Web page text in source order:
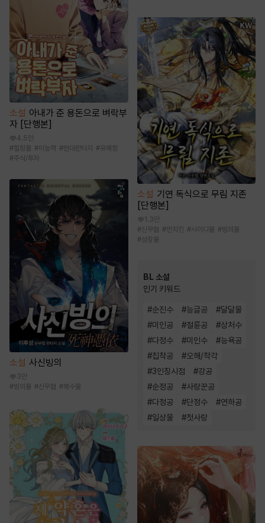
소설 아내가 준 용돈으로 벼락부
자 [단행본]
4.5만
# 힐링물 #이능력 #현대판타지 #유쾌함
#주식/투자
소설 사신빙의
3만
#빙의물 #신무협 #복수물
소설 기연 독식으로 무림 지존
[단행본]
1.3만
#신무협 #먼치킨 #사이다물 #빙의물
#성장물
BL 소설
인기 키워드
#순진수 #능글공 #달달물
#미인공 #절륜공 #상처수
#다정수 #미인수 #능욕공
#집착공 #오해/착각
#3인칭시점 #강공
#순정공 #사랑꾼공
#다정공 #단정수 #연하공
#일상물 #첫사랑